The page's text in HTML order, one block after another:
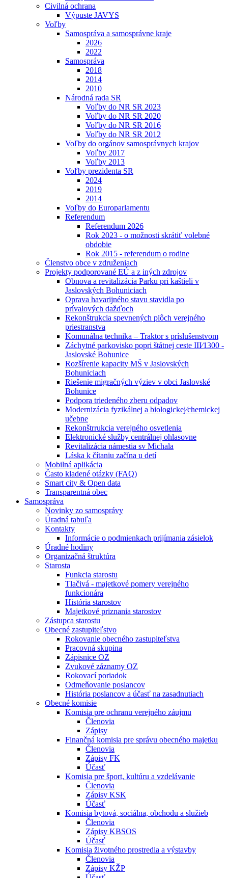
Civilná ochrana
Výpuste JAVYS
Voľby
Samospráva a samosprávne kraje
2026
2022
Samospráva
2018
2014
2010
Národná rada SR
Voľby do NR SR 2023
Voľby do NR SR 2020
Voľby do NR SR 2016
Voľby do NR SR 2012
Voľby do orgánov samosprávnych krajov
Voľby 2017
Voľby 2013
Voľby prezidenta SR
2024
2019
2014
Voľby do Europarlamentu
Referendum
Referendum 2026
Rok 2023 - o možnosti skrátiť volebné
obdobie
Rok 2015 - referendum o rodine
Členstvo obce v združeniach
Projekty podporované EÚ a z iných zdrojov
Obnova a revitalizácia Parku pri kaštieli v
Jaslovských Bohuniciach
Oprava havarijného stavu stavidla po
prívalových dažďoch
Rekonštrukcia spevnených plôch verejného
priestranstva
Komunálna technika – Traktor s príslušenstvom
Záchytné parkovisko popri štátnej ceste III⁄1300 -
Jaslovské Bohunice
Rozšírenie kapacity MŠ v Jaslovských
Bohuniciach
Riešenie migračných výziev v obci Jaslovské
Bohunice
Podpora triedeného zberu odpadov
Modernizácia fyzikálnej a biologickej⁄chemickej
učebne
Rekonštrrukcia verejného osvetlenia
Elektronické služby centrálnej ohlasovne
Revitalizácia námestia sv Michala
Láska k čítaniu začína u detí
Mobilná aplikácia
Často kladené otázky (FAQ)
Smart city & Open data
Transparentná obec
Samospráva
Novinky zo samosprávy
Úradná tabuľa
Kontakty
Informácie o podmienkach prijímania zásielok
Úradné hodiny
Organizačná štruktúra
Starosta
Funkcia starostu
Tlačivá - majetkové pomery verejného
funkcionára
História starostov
Majetkové priznania starostov
Zástupca starostu
Obecné zastupiteľstvo
Rokovanie obecného zastupiteľstva
Pracovná skupina
Zápisnice OZ
Zvukové záznamy OZ
Rokovací poriadok
Odmeňovanie poslancov
História poslancov a účasť na zasadnutiach
Obecné komisie
Komisia pre ochranu verejného záujmu
Členovia
Zápisy
Finančná komisia pre správu obecného majetku
Členovia
Zápisy FK
Účasť
Komisia pre šport, kultúru a vzdelávanie
Členovia
Zápisy KSK
Účasť
Komisia bytová, sociálna, obchodu a služieb
Členovia
Zápisy KBSOS
Účasť
Komisia životného prostredia a výstavby
Členovia
Zápisy KŽP